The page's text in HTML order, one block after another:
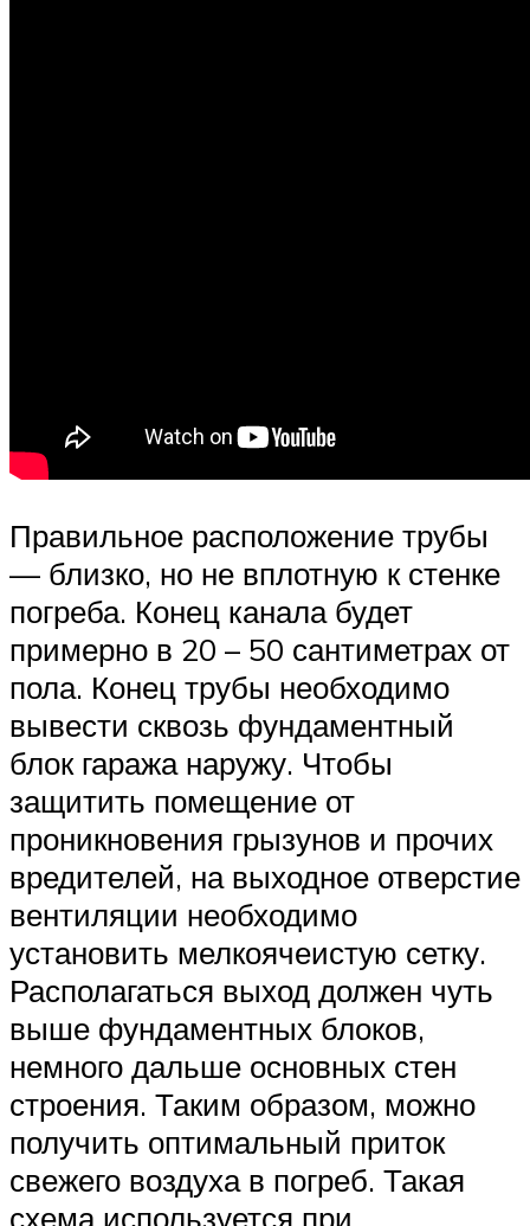
Правильное расположение трубы
— близко, но не вплотную к стенке
погреба. Конец канала будет
примерно в 20 – 50 сантиметрах от
пола. Конец трубы необходимо
вывести сквозь фундаментный
блок гаража наружу. Чтобы
защитить помещение от
проникновения грызунов и прочих
вредителей, на выходное отверстие
вентиляции необходимо
установить мелкоячеистую сетку.
Располагаться выход должен чуть
выше фундаментных блоков,
немного дальше основных стен
строения. Таким образом, можно
получить оптимальный приток
свежего воздуха в погреб. Такая
схема используется при